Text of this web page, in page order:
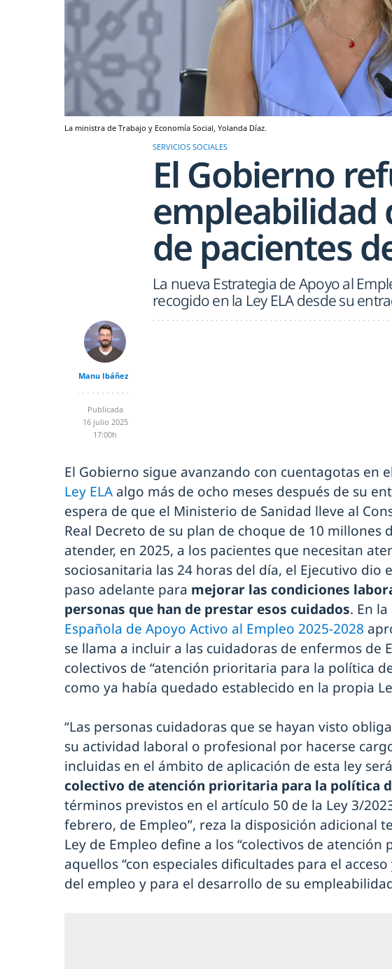
La ministra de Trabajo y Economía Social, Yolanda Díaz.
SERVICIOS SOCIALES
El Gobierno
empleabilidad
de pacientes
La nueva Estrategia de Apoyo al
recogido en la Ley ELA desde su
Manu Ibáñez
Publicada
16 julio 2025
17:00h
El Gobierno sigue avanzando con cuentagotas en
Ley ELA algo más de ocho meses después de su
espera de que el Ministerio de Sanidad lleve al
Real Decreto de su plan de choque de 10 millones
atender, en 2025, a los pacientes que necesitan
sociosanitaria las 24 horas del día, el Ejecutivo dio
paso adelante para mejorar las condiciones
personas que han de prestar esos cuidados. En la
Española de Apoyo Activo al Empleo 2025-2028
se llama a incluir a las cuidadoras de enfermos de
colectivos de “atención prioritaria para la política
como ya había quedado establecido en la propia
“Las personas cuidadoras que se hayan visto
su actividad laboral o profesional por hacerse
incluidas en el ámbito de aplicación de esta ley
colectivo de atención prioritaria para la política
términos previstos en el artículo 50 de la Ley 3/
febrero, de Empleo”, reza la disposición adicional
Ley de Empleo define a los “colectivos de atención
aquellos “con especiales dificultades para el
del empleo y para el desarrollo de su